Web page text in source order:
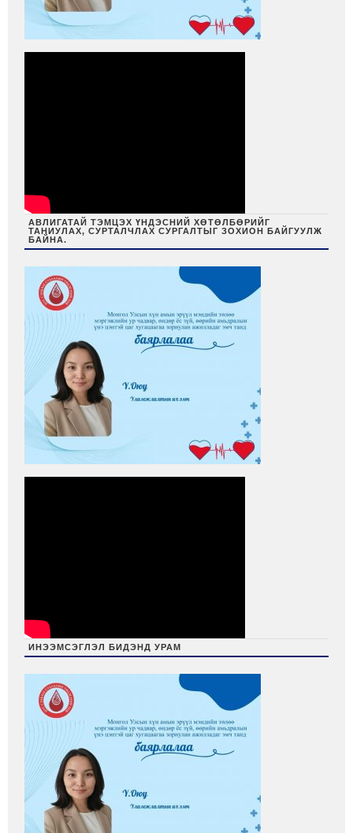
АВЛИГАТАЙ ТЭМЦЭХ ҮНДЭСНИЙ ХӨТӨЛБӨРИЙГ
ТАНИУЛАХ, СУРТАЛЧЛАХ СУРГАЛТЫГ ЗОХИОН БАЙГУУЛЖ
БАЙНА.
ИНЭЭМСЭГЛЭЛ БИДЭНД УРАМ